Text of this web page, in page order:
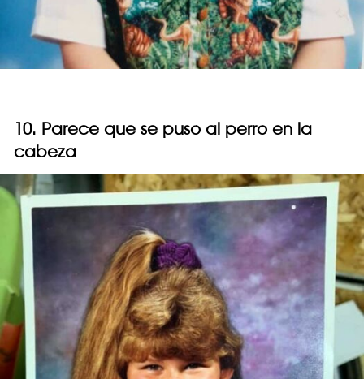
10. Parece que se puso al perro en la
cabeza